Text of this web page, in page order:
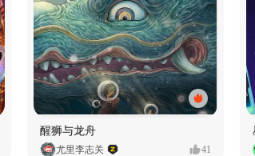
醒狮与龙舟
尤里李志关 41